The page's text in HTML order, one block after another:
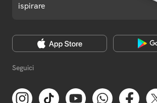
ispirare
Seguici